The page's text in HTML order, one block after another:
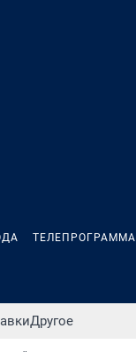
ТЕЛЕПРОГРАММА
Другое